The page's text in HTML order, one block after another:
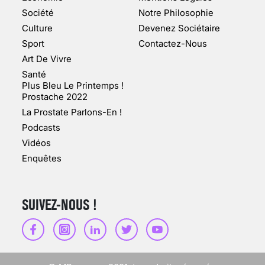
MARSEILLE (1/5)
10 jan 2022
SCANNER, IRM, RADIO,
ÉCHO : DES IMAGES
POUR TOUTES LES
Société
Culture
Sport
Art De Vivre
Santé
Plus Bleu Le Printemps !
Prostache 2022
La Prostate Parlons-En !
Podcasts
Vidéos
Enquêtes
Notre Philosophie
Devenez Sociétaire
Contactez-Nous
SUIVEZ-NOUS !